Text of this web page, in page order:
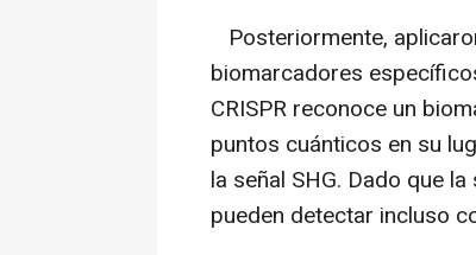
Posteriormente,
biomarcadores
CRISPR reconoce un
puntos cuánticos en su
la señal SHG. Dado que
pueden detectar incluso